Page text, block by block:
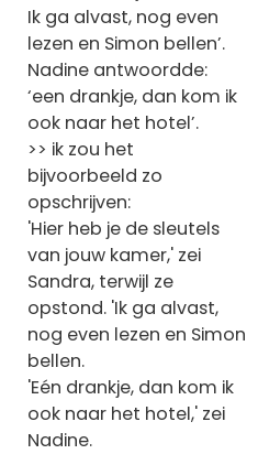
Ik ga alvast, nog even
lezen en Simon bellen’.
Nadine antwoordde:
‘een drankje, dan kom ik
ook naar het hotel’.
>> ik zou het
bijvoorbeeld zo
opschrijven:
'Hier heb je de sleutels
van jouw kamer,' zei
Sandra, terwijl ze
opstond. 'Ik ga alvast,
nog even lezen en Simon
bellen.
'Eén drankje, dan kom ik
ook naar het hotel,' zei
Nadine.